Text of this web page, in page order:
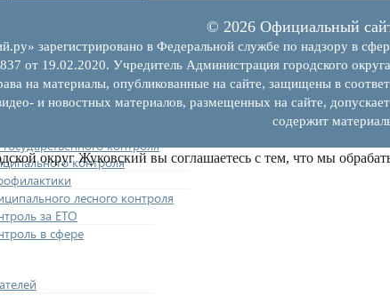
лесного контроля
акты (НПА),
муниципального
причинения вреда
контроля
контроля
лесного контроля
за ЕТО
в сфере
© 2026 Официальный
зарегистрировано в Федеральной службе по надзору в
от 19.02.2020. Учредитель Администрация городского
на материалы, опубликованные на сайте, защищены в
и новостных материалов, размещенных на сайте,
содержит
округ Жуковский вы соглашаетесь с тем, что мы